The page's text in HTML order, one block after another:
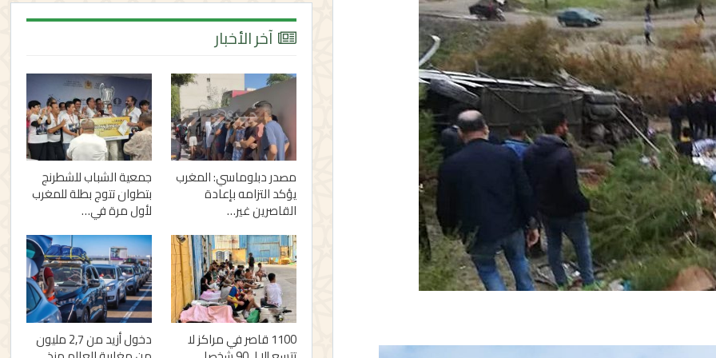
آخر الأخبار
مصدر دبلوماسي: المغرب
يؤكد التزامه بإعادة
القاصرين غير…
جمعية الشباب للشطرنج
بتطوان تتوج بطلة للمغرب
لأول مرة في…
1100 قاصر في مراكز لا دخول أزيد من 2,7 مليون